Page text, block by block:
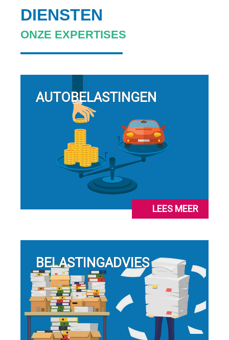
DIENSTEN
ONZE EXPERTISES
AUTOBELASTINGEN
LEES MEER
BELASTINGADVIES